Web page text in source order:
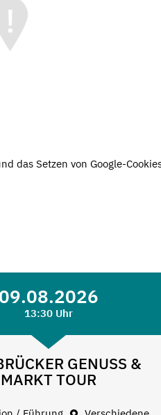
das Setzen von Google-
09.08.2026
13:30 Uhr
GENUSS &
MARKT TOUR